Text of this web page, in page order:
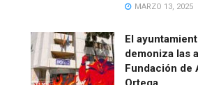
MARZO 13, 2025
El
demoniza las
Fundación de